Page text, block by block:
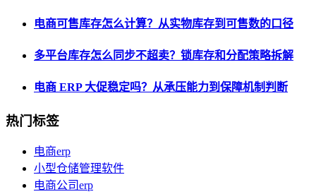
电商可售库存怎么计算？从实物库存到可售数的口径
多平台库存怎么同步不超卖？锁库存和分配策略拆解
电商 ERP 大促稳定吗？从承压能力到保障机制判断
热门标签
电商erp
小型仓储管理软件
电商公司erp